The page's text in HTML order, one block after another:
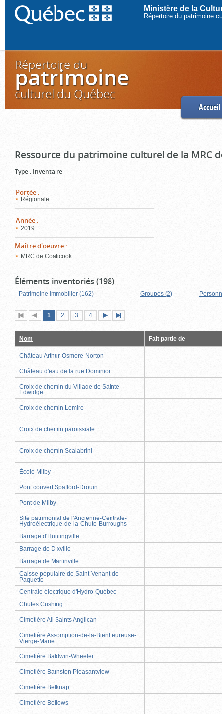
Ministère de la
Répertoire du patrimoine
Répertoire du
patrimoine
culturel du Québec
Accueil
Ressource du patrimoine culturel de la MRC
Type : Inventaire
Portée :
Régionale
Année :
2019
Maître d'oeuvre :
MRC de Coaticook
Éléments inventoriés (198)
Patrimoine immobilier (162) Groupes (2)
Première
page
Page
précédente
Page
1 (page
actuelle)
Page
2 Page
3 Page
4
suivante
page
Nom Fait partie de
Château Arthur-Osmore-Norton
Château d'eau de la rue Dominion
Croix de chemin du Village de Sainte-
Edwidge
Croix de chemin Lemire
Croix de chemin paroissiale
Croix de chemin Scalabrini
École Milby
Pont couvert Spafford-Drouin
Pont de Milby
Site patrimonial de l'Ancienne-Centrale-
Hydroélectrique-de-la-Chute-Burroughs
Barrage d'Huntingville
Barrage de Dixville
Barrage de Martinville
Caisse populaire de Saint-Venant-de-
Paquette
Centrale électrique d'Hydro-Québec
Chutes Cushing
Cimetière All Saints Anglican
Cimetière Assomption-de-la-Bienheureuse-
Vierge-Marie
Cimetière Baldwin-Wheeler
Cimetière Barnston Pleasantview
Cimetière Belknap
Cimetière Bellows